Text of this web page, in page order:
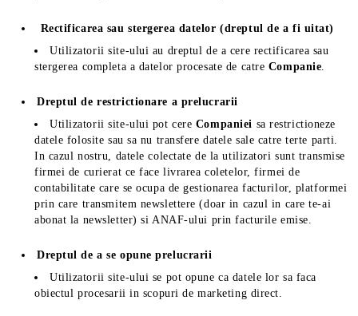
Rectificarea sau stergerea datelor (dreptul de a fi uitat)
Utilizatorii site-ului au dreptul de a cere rectificarea sau
stergerea completa a datelor procesate de catre Companie.
Dreptul de restrictionare a prelucrarii
Utilizatorii site-ului pot cere Companiei sa restrictioneze
datele folosite sau sa nu transfere datele sale catre terte parti.
In cazul nostru, datele colectate de la utilizatori sunt transmise
firmei de curierat ce face livrarea coletelor, firmei de
contabilitate care se ocupa de gestionarea facturilor, platformei
prin care transmitem newslettere (doar in cazul in care te-ai
abonat la newsletter) si ANAF-ului prin facturile emise.
Dreptul de a se opune prelucrarii
Utilizatorii site-ului se pot opune ca datele lor sa faca
obiectul procesarii in scopuri de marketing direct.